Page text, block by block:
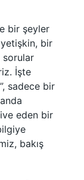
bir şeyler
bir
İşte
sadece bir
eden bir
bakış